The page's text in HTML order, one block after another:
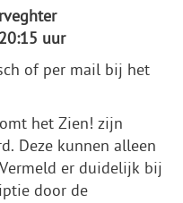
uur
of per mail bij het
het Zien! zijn
Deze kunnen alleen
er duidelijk bij
door de